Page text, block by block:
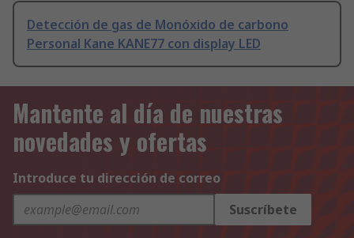
Detección de gas de Monóxido de carbono
Personal Kane KANE77 con display LED
Mantente al día de nuestras
novedades y ofertas
Introduce tu dirección de correo
Suscríbete